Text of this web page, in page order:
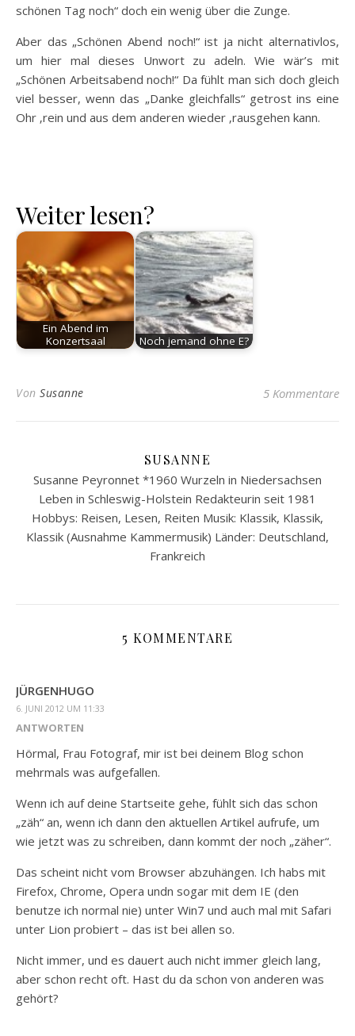
schönen Tag noch“ doch ein wenig über die Zunge.
Aber das „Schönen Abend noch!“ ist ja nicht alternativlos,
um hier mal dieses Unwort zu adeln. Wie wär’s mit
„Schönen Arbeitsabend noch!“ Da fühlt man sich doch gleich
viel besser, wenn das „Danke gleichfalls“ getrost ins eine
Ohr ‚rein und aus dem anderen wieder ‚rausgehen kann.
Weiter lesen?
Ein Abend im
Konzertsaal
Noch jemand ohne E?
Von Susanne 5 Kommentare
SUSANNE
Susanne Peyronnet *1960 Wurzeln in Niedersachsen
Leben in Schleswig-Holstein Redakteurin seit 1981
Hobbys: Reisen, Lesen, Reiten Musik: Klassik, Klassik,
Klassik (Ausnahme Kammermusik) Länder: Deutschland,
Frankreich
5 KOMMENTARE
JÜRGENHUGO
6. JUNI 2012 UM 11:33
ANTWORTEN
Hörmal, Frau Fotograf, mir ist bei deinem Blog schon
mehrmals was aufgefallen.
Wenn ich auf deine Startseite gehe, fühlt sich das schon
„zäh“ an, wenn ich dann den aktuellen Artikel aufrufe, um
wie jetzt was zu schreiben, dann kommt der noch „zäher“.
Das scheint nicht vom Browser abzuhängen. Ich habs mit
Firefox, Chrome, Opera undn sogar mit dem IE (den
benutze ich normal nie) unter Win7 und auch mal mit Safari
unter Lion probiert – das ist bei allen so.
Nicht immer, und es dauert auch nicht immer gleich lang,
aber schon recht oft. Hast du da schon von anderen was
gehört?